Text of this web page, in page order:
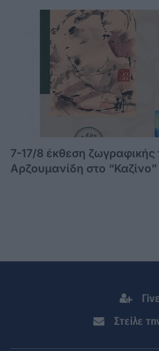
7-17/8 έκθεση
Αρζουμανίδη στο
Στείλε